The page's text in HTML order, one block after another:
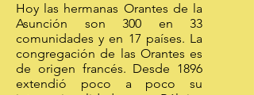
Hoy las hermanas Orantes de la
Asunción son 300 en 33
comunidades y en 17 países. La
congregación de las Orantes es
de origen francés. Desde 1896
extendió poco a poco su